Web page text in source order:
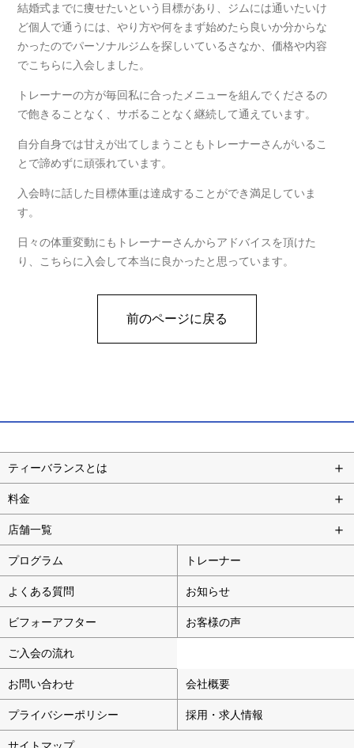
結婚式までに痩せたいという目標があり、ジムには通いたいけ
ど個人で通うには、やり方や何をまず始めたら良いか分からな
かったのでパーソナルジムを探しいているさなか、価格や内容
でこちらに入会しました。
トレーナーの方が毎回私に合ったメニューを組んでくださるの
で飽きることなく、サボることなく継続して通えています。
自分自身では甘えが出てしまうこともトレーナーさんがいるこ
とで諦めずに頑張れています。
入会時に話した目標体重は達成することができ満足していま
す。
日々の体重変動にもトレーナーさんからアドバイスを頂けた
り、こちらに入会して本当に良かったと思っています。
前のページに戻る
ティーバランスとは
料金
店舗一覧
プログラム トレーナー
よくある質問 お知らせ
ビフォーアフター お客様の声
ご入会の流れ
お問い合わせ 会社概要
プライバシーポリシー 採用・求人情報
サイトマップ